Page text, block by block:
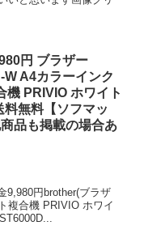
円 ブラザー
W A4カラーインク
機 PRIVIO ホワイト
料無料【ソフマッ
品も掲載の場合あ
9,980円brother(ブラザ
複合機 PRIVIO ホワイ